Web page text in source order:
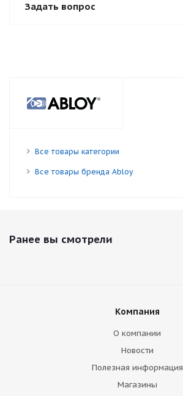
Задать вопрос
Все товары категории
Все товары бренда Abloy
Ранее вы смотрели
Компания
О компании
Новости
Полезная информация
Магазины